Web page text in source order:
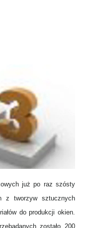
już po raz szósty
z tworzyw sztucznych
do produkcji okien.
zostało 200